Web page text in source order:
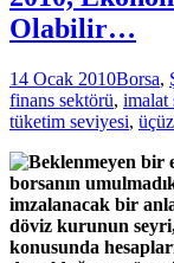
Olabilir…
14 Ocak 2010Borsa,
finans sektörü, imalat
tüketim seviyesi,
borsanın
imzalanacak bir
döviz kurunun seyri,
konusunda